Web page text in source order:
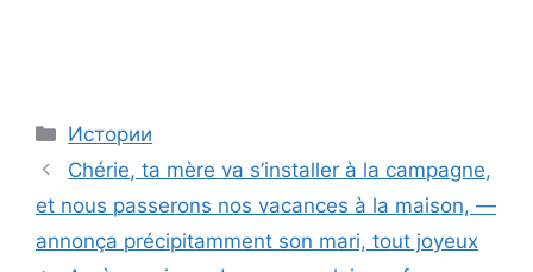
Categories
Истории
Chérie, ta mère va s’installer à la campagne,
et nous passerons nos vacances à la maison, —
annonça précipitamment son mari, tout joyeux